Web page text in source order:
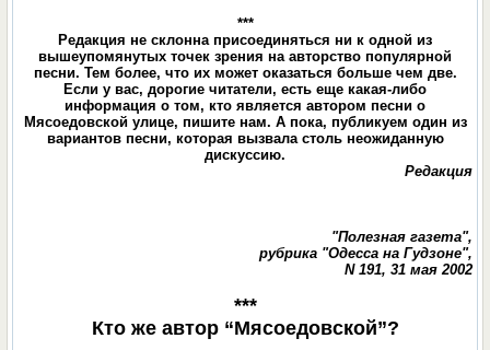
***
Редакция не склонна присоединяться ни к одной из
вышеупомянутых точек зрения на авторство популярной
песни. Тем более, что их может оказаться больше чем две.
Если у вас, дорогие читатели, есть еще какая-либо
информация о том, кто является автором песни о
Мясоедовской улице, пишите нам. А пока, публикуем один из
вариантов песни, которая вызвала столь неожиданную
дискуссию.
Редакция
"Полезная газета",
рубрика "Одесса на Гудзоне",
N 191, 31 мая 2002
***
Кто же автор “Мясоедовской”?